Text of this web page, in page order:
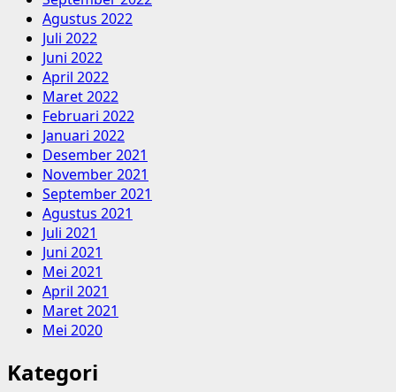
Agustus 2022
Juli 2022
Juni 2022
April 2022
Maret 2022
Februari 2022
Januari 2022
Desember 2021
November 2021
September 2021
Agustus 2021
Juli 2021
Juni 2021
Mei 2021
April 2021
Maret 2021
Mei 2020
Kategori